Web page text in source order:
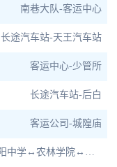
南巷大队-客运中心
长途汽车站-天王汽车站
客运中心-少管所
长途汽车站-后白
客运公司-城隍庙
上海公寓↔华阳中学↔农林学院↔实验高中↔曙光大酒店